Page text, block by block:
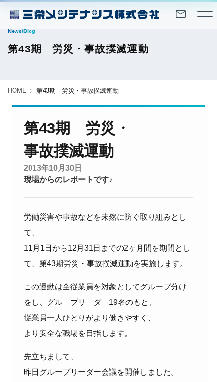
News/Blog
第43期 労災・事故撲滅運動
HOME 第43期 労災・事故撲滅運動
第43期 労災・
事故撲滅運動
2013年10月30日
現場からのレポートです♪
労働災害や事故などを未然に防ぐ取り組みとし
て、
11月1日から12月31日までの2ヶ月間を期間とし
て、第43期労災・事故撲滅運動を実施します。
この運動は全従業員を対象としてグループ分け
をし、グループリーダー19名のもと、
従業員一人ひとりがより働きやすく、
より安全な職場を目指します。
先立ちまして、
昨日グループリーダー会議を開催しました。